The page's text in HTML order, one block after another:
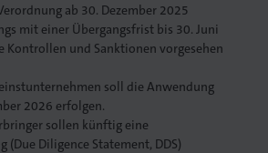
ab 30. Dezember 2025
mit einer Übergangsfrist bis 30. Juni
Kontrollen und Sanktionen vorgesehen
soll die Anwendung
2026 erfolgen.
sollen künftig eine
(Due Diligence Statement, DDS)